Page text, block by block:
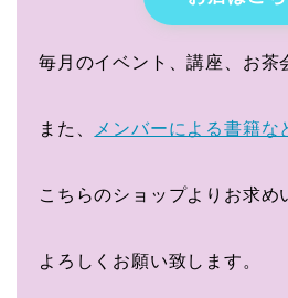
毎月のイベント、講座、お茶
また、 メンバーによる書籍な
こちらのショップよりお求め
よろしくお願い致します。